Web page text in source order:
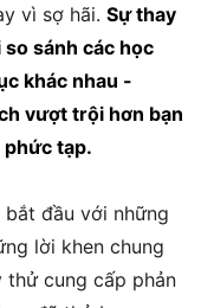
vì sợ hãi. Sự thay
sánh các học
khác nhau -
vượt trội hơn bạn
phức tạp.
đầu với những
lời khen chung
thử cung cấp phản